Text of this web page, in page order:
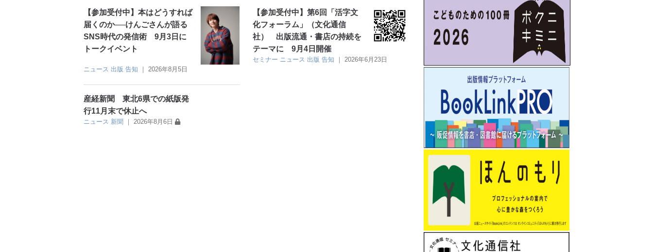
【参加受付中】本はどうすれば
届くのか──けんごさんが語る
SNS時代の発信術 9月3日に
トークイベント
ニュース 出版 告知 ｜ 2026年8月5日
【参加受付中】第6回「活字文
化フォーラム」（文化通信
社） 出版流通・書店の持続を
テーマに 9月4日開催
セミナー ニュース 出版 告知 ｜ 2026年6月23日
産経新聞 東北6県での紙版発
行11月末で休止へ
ニュース 新聞 ｜ 2026年8月6日